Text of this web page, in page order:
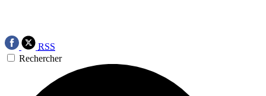
RSS
Rechercher